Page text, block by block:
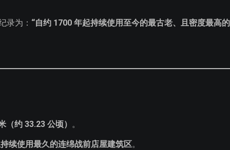
录为： “自约 1700 年起持续使用至今的最古老、且密度最高的
（约 33.23 公顷） 。
续使用最久的连绵战前店屋建筑区。